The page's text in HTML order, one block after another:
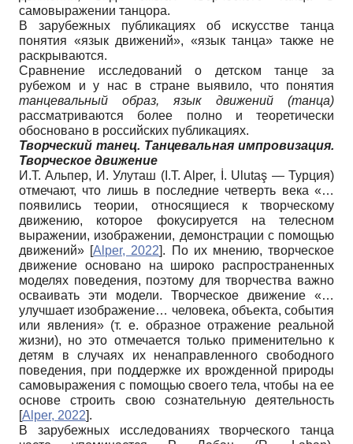
самовыражении танцора.
В зарубежных публикациях об искусстве танца
понятия «язык движений», «язык танца» также не
раскрываются.
Сравнение исследований о детском танце за
рубежом и у нас в стране выявило, что понятия
танцевальный образ, язык движений (танца)
рассматриваются более полно и теоретически
обосновано в российских публикациях.
Творческий танец. Танцевальная импровизация.
Творческое движение
И.T. Альпер, И. Улуташ (I.T. Alper, İ. Ulutaş — Турция)
отмечают, что лишь в последние четверть века «…
появились теории, относящиеся к творческому
движению, которое фокусируется на телесном
выражении, изображении, демонстрации с помощью
движений» [Alper, 2022]. По их мнению, творческое
движение основано на широко распространенных
моделях поведения, поэтому для творчества важно
осваивать эти модели. Творческое движение «…
улучшает изображение… человека, объекта, события
или явления» (т. е. образное отражение реальной
жизни), но это отмечается только применительно к
детям в случаях их ненаправленного свободного
поведения, при поддержке их врожденной природы
самовыражения с помощью своего тела, чтобы на ее
основе строить свою сознательную деятельность
[Alper, 2022].
В зарубежных исследованиях творческого танца